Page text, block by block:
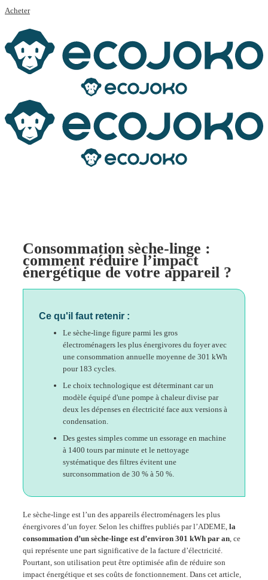
Acheter
Consommation sèche-linge :
comment réduire l’impact
énergétique de votre appareil ?
Ce qu'il faut retenir :
Le sèche-linge figure parmi les gros
électroménagers les plus énergivores du foyer avec
une consommation annuelle moyenne de 301 kWh
pour 183 cycles.
Le choix technologique est déterminant car un
modèle équipé d'une pompe à chaleur divise par
deux les dépenses en électricité face aux versions à
condensation.
Des gestes simples comme un essorage en machine
à 1400 tours par minute et le nettoyage
systématique des filtres évitent une
surconsommation de 30 % à 50 %.
Le sèche-linge est l’un des appareils électroménagers les plus
énergivores d’un foyer. Selon les chiffres publiés par l’ADEME, la
consommation d’un sèche-linge est d’environ 301 kWh par an, ce
qui représente une part significative de la facture d’électricité.
Pourtant, son utilisation peut être optimisée afin de réduire son
impact énergétique et ses coûts de fonctionnement. Dans cet article,